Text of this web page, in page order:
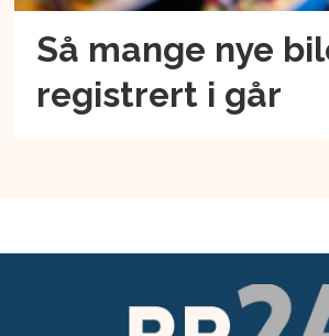
Så mange nye
registrert i går